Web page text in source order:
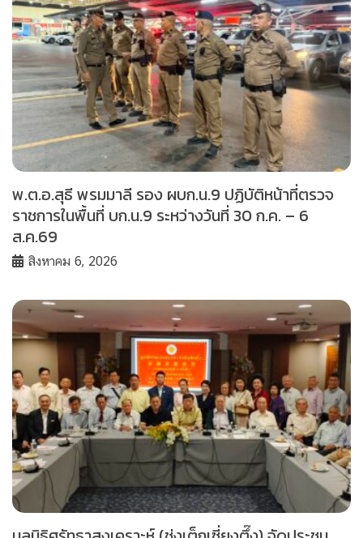
พ.ต.อ.สุธี พรมมาลี รอง ผบก.น.9 ปฏิบัติหน้าที่ตรวจ
ราชการในพื้นที่ บก.น.9 ระหว่างวันที่ 30 ก.ค. – 6
ส.ค.69
สิงหาคม 6, 2026